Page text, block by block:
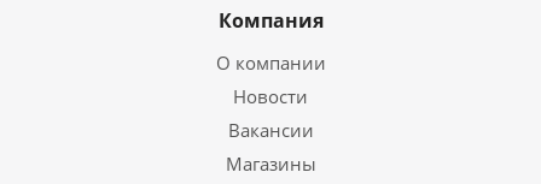
Компания
О компании
Новости
Вакансии
Магазины